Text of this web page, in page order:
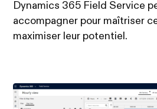
Dynamics 365 Field Service
accompagner pour maîtriser
maximiser leur potentiel.